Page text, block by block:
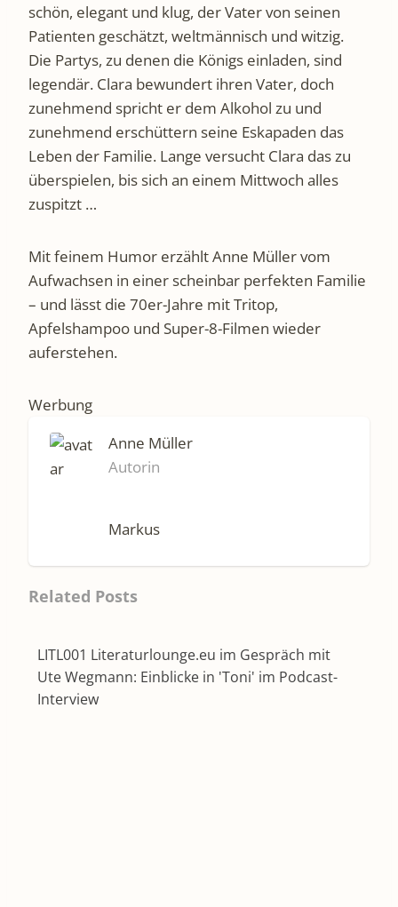
schön, elegant und klug, der Vater von seinen
Patienten geschätzt, weltmännisch und witzig.
Die Partys, zu denen die Königs einladen, sind
legendär. Clara bewundert ihren Vater, doch
zunehmend spricht er dem Alkohol zu und
zunehmend erschüttern seine Eskapaden das
Leben der Familie. Lange versucht Clara das zu
überspielen, bis sich an einem Mittwoch alles
zuspitzt …
Mit feinem Humor erzählt Anne Müller vom
Aufwachsen in einer scheinbar perfekten Familie
– und lässt die 70er-Jahre mit Tritop,
Apfelshampoo und Super-8-Filmen wieder
auferstehen.
Werbung
Anne Müller
Autorin
Markus
Related Posts
LITL001 Literaturlounge.eu im Gespräch mit
Ute Wegmann: Einblicke in 'Toni' im Podcast-
Interview